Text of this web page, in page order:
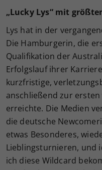
„Lucky Lys“ mit
Lys hat in der
Die Hamburgerin, die
Qualifikation der
Erfolgslauf ihrer
kurzfristige,
anschließend zur
erreichte. Die Medien
die deutsche
etwas Besonderes,
Lieblingsturnieren, und
ich diese Wildcard